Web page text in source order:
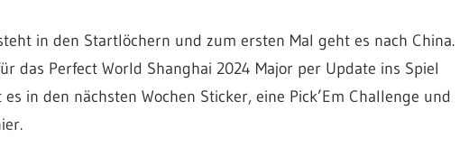
in den Startlöchern und zum ersten Mal geht es nach China.
das Perfect World Shanghai 2024 Major per Update ins Spiel
in den nächsten Wochen Sticker, eine Pick’Em Challenge und